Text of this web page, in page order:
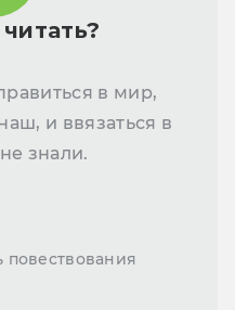
в мир,
и ввязаться в
знали.
повествования